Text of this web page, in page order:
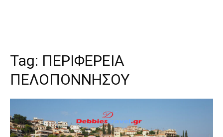
Tag: ΠΕΡΙΦΕΡΕΙΑ
ΠΕΛΟΠΟΝΝΗΣΟΥ